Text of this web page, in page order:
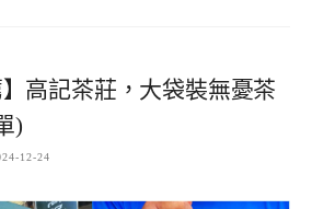
】高記茶莊，大袋裝無憂茶
)
12-24